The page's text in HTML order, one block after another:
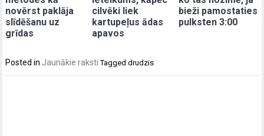
novērst paklāja
slīdēšanu uz
grīdas
cilvēki liek
kartupeļus ādas
apavos
bieži pamostaties
pulksten 3:00
Posted in Jaunākie raksti Taggeddrudzis